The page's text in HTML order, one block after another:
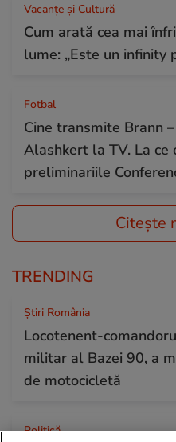
Vacanțe și Cultură
Cum arată cea mai
lume: „Este un infinity
Fotbal
Cine transmite Brann
Alashkert la TV. La ce
preliminariile
Citește
TRENDING
Știri România
Locotenent-
militar al Bazei 90, a
de motocicletă
Politică